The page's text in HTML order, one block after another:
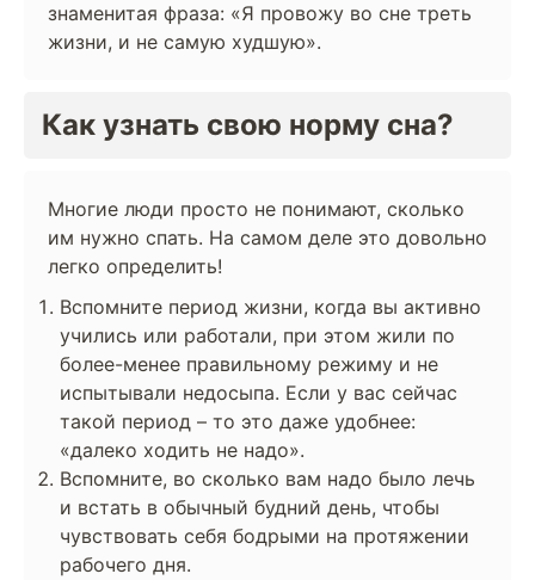
знаменитая фраза: «Я провожу во сне треть
жизни, и не самую худшую».
Как узнать свою норму сна?
Многие люди просто не понимают, сколько
им нужно спать. На самом деле это довольно
легко определить!
Вспомните период жизни, когда вы активно
учились или работали, при этом жили по
более-менее правильному режиму и не
испытывали недосыпа. Если у вас сейчас
такой период – то это даже удобнее:
«далеко ходить не надо».
Вспомните, во сколько вам надо было лечь
и встать в обычный будний день, чтобы
чувствовать себя бодрыми на протяжении
рабочего дня.